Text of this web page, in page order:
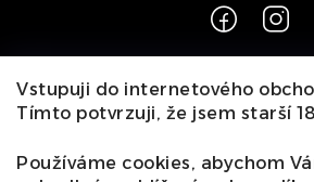
Vstupuji do internetového
Tímto potvrzuji, že jsem starší
Používáme cookies, abychom
Z
á
a
Pro
O násNaši vinářiKontakty